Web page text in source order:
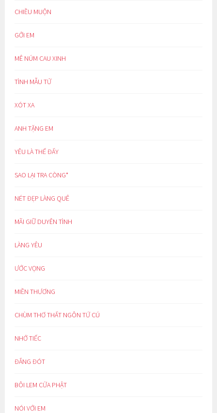
CHIỀU MUỘN
GỞI EM
MÊ NÚM CAU XINH
TÌNH MẪU TỬ
XÓT XA
ANH TẶNG EM
YÊU LÀ THẾ ĐẤY
SAO LẠI TRA CÒNG*
NÉT ĐẸP LÀNG QUÊ
MÃI GIỮ DUYÊN TÌNH
LÀNG YÊU
ƯỚC VỌNG
MIỀN THƯƠNG
CHÙM THƠ THẤT NGÔN TỨ CÚ
NHỚ TIẾC
ĐẮNG ĐÓT
BÔI LEM CỬA PHẬT
NÓI VỚI EM